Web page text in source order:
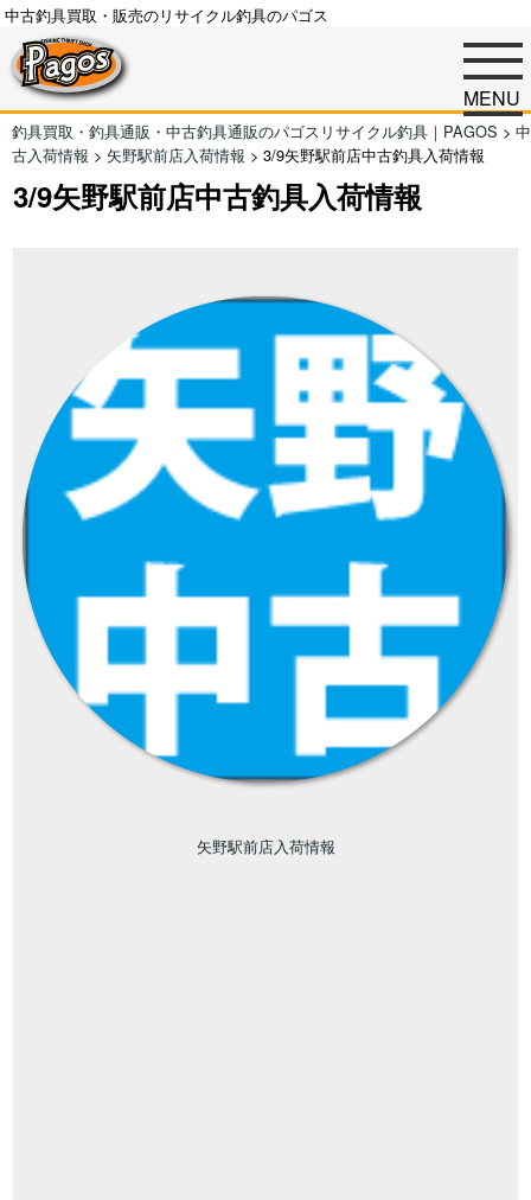
中古釣具買取・販売のリサイクル釣具のパゴス
MENU
釣具買取・釣具通販・中古釣具通販のパゴスリサイクル釣具｜PAGOS > 中
古入荷情報 > 矢野駅前店入荷情報 > 3/9矢野駅前店中古釣具入荷情報
3/9矢野駅前店中古釣具入荷情報
矢野駅前店入荷情報